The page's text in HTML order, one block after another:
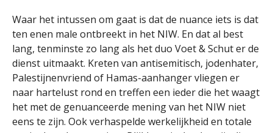
Waar het intussen om gaat is dat de nuance iets is dat
ten enen male ontbreekt in het NIW. En dat al best
lang, tenminste zo lang als het duo Voet & Schut er de
dienst uitmaakt. Kreten van antisemitisch, jodenhater,
Palestijnenvriend of Hamas-aanhanger vliegen er
naar hartelust rond en treffen een ieder die het waagt
het met de genuanceerde mening van het NIW niet
eens te zijn. Ook verhaspelde werkelijkheid en totale